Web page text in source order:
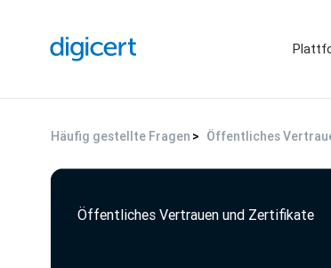
Häufig gestellte Fragen Öffentliches
Öffentliches Vertrauen und Zertifikate